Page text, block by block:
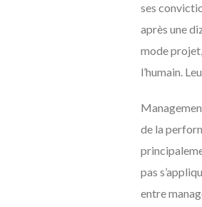
ses
après une
mode
l’humain.
de la
pas
entre